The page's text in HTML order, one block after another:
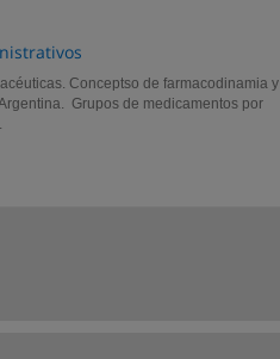
Conceptso de farmacodinamia y
Grupos de medicamentos por